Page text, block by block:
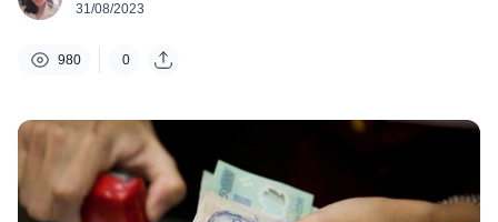
31/08/2023
980 0